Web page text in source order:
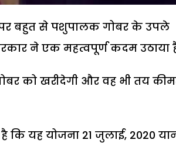
पर बहुत से पशुपालक गोबर के उपले
ने एक महत्वपूर्ण कदम उठाया
को खरीदेगी और वह भी तय
यह योजना 21 जुलाई, 2020